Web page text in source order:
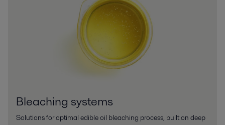
Bleaching systems
Solutions for optimal edible oil bleaching process, built on deep